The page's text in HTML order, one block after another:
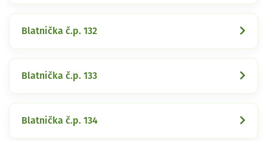
Blatnička č.p. 132
Blatnička č.p. 133
Blatnička č.p. 134